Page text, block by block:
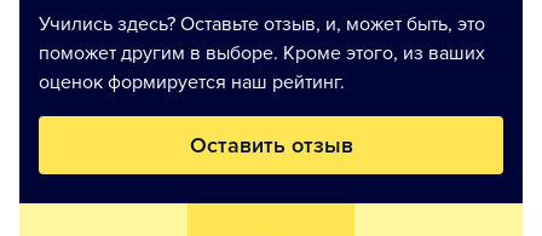
Учились здесь? Оставьте отзыв, и, может быть, это
поможет другим в выборе. Кроме этого, из ваших
оценок формируется наш рейтинг.
Оставить отзыв